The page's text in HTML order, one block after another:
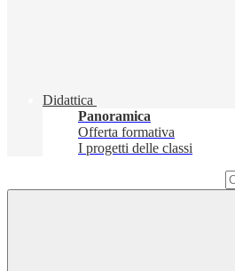
Didattica
Panoramica
Offerta formativa
I progetti delle classi